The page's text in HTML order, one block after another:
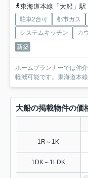
東海道本線「大船」
駐車2台可 都市ガス
システムキッチン
カ
新築
ホームプランナーでは仲
軽減可能です。東海道本
大船の掲載物件の価
1R～1K
1DK～1LDK